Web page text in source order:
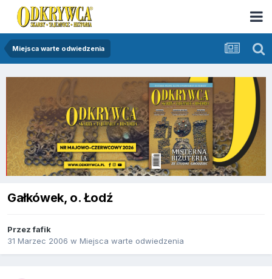
Miejsca warte odwiedzenia
Gałkówek, o. Łodź
Przezfafik
31 Marzec 2006 w Miejsca warte odwiedzenia